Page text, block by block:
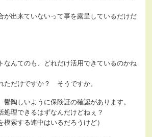
が出来ていないって事を露呈しているだけだ
なんてのも、どれだけ活用できているのかね
ただけですか？ そうですか。
鬱陶しいように保険証の確認があります。
処理できるはずなんだけどねぇ？
模索する連中はいるだろうけど）